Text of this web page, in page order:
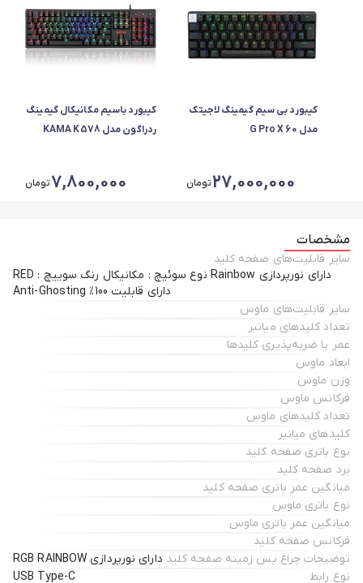
کیبورد بی سیم گیمینگ لاجیتک
مدل G Pro X 60
27,000,000تومان
کیبورد باسیم مکانیکال گیمینگ
ردراگون مدل KAMA K578
7,800,000تومان
مشخصات
سایر قابلیت‌های صفحه کلید
دارای نورپردازی Rainbow نوع سوئیچ : مکانیکال رنگ سوییچ : RED
دارای قابلیت 100% Anti-Ghosting
سایر قابلیت‌های ماوس
تعداد کلیدهای میانبر
عمر یا ضربه‌پذیری کلیدها
ابعاد ماوس
وزن ماوس
فرکانس ماوس
تعداد کلیدهای ماوس
کلیدهای میانبر
نوع باتری صفحه کلید
برد صفحه کلید
میانگین عمر باتری صفحه کلید
نوع باتری ماوس
میانگین عمر باتری ماوس
فرکانس صفحه کلید
توضیحات چراغ‌ پس زمینه صفحه کلید دارای نورپردازی RGB RAINBOW
نوع رابط
USB Type-C